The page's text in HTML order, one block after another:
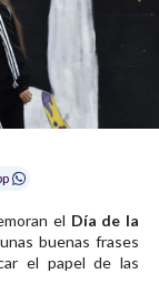
el Día de la
buenas frases
el papel de las